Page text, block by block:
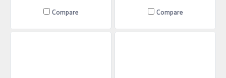
Compare
Compare